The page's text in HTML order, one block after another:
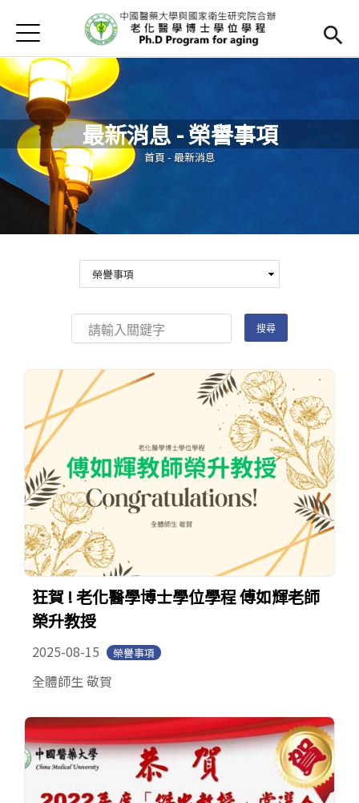
首頁
最新消息
學程簡介
Open
師資陣容
課程內容
招生訊息
法規辦法
English
Jump to Navigation
Jump to Main content
最新消息 - 榮譽事項
您在這裡
首頁 - 最新消息
狂賀 ! 老化醫學博士學位學程 傅如輝老師
榮升教授
2025-08-15 榮譽事項
全體師生 敬賀